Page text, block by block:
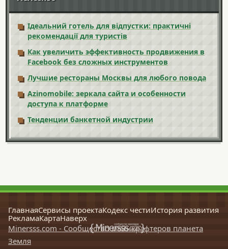
Ідеальний готель для відпустки: практичні
рекомендації для туристів
Как увеличить эффективность продвижения в
Facebook без сложных инструментов
Лучшие рестораны Москвы для любого повода
Azinomobile: зеркала сайта и особенности
доступа к платформе
Тенденции банкетной индустрии
ГлавнаяСервисы проектаКодекс честиИстория развития
РекламаКартаНаверх
Minersss.com - Сообщество майнкрафтеров планета
Земля